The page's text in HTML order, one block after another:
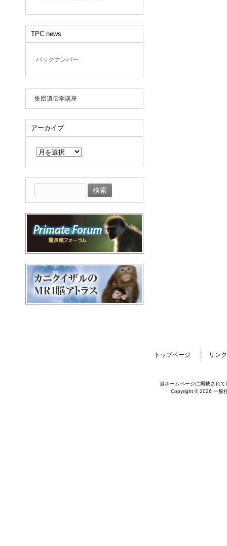
TPC news
バックナンバー
集団遺伝学講座
アーカイブ
イ
ブ
索:
トップページ リンク
当ホームページに掲載され
Copyright © 2026 一般